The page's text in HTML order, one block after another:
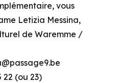
vous
Letizia Messina,
de Waremme /
22 (ou 23)